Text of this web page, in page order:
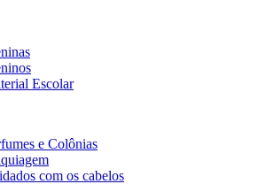
Escolar
e Colônias
com os cabelos